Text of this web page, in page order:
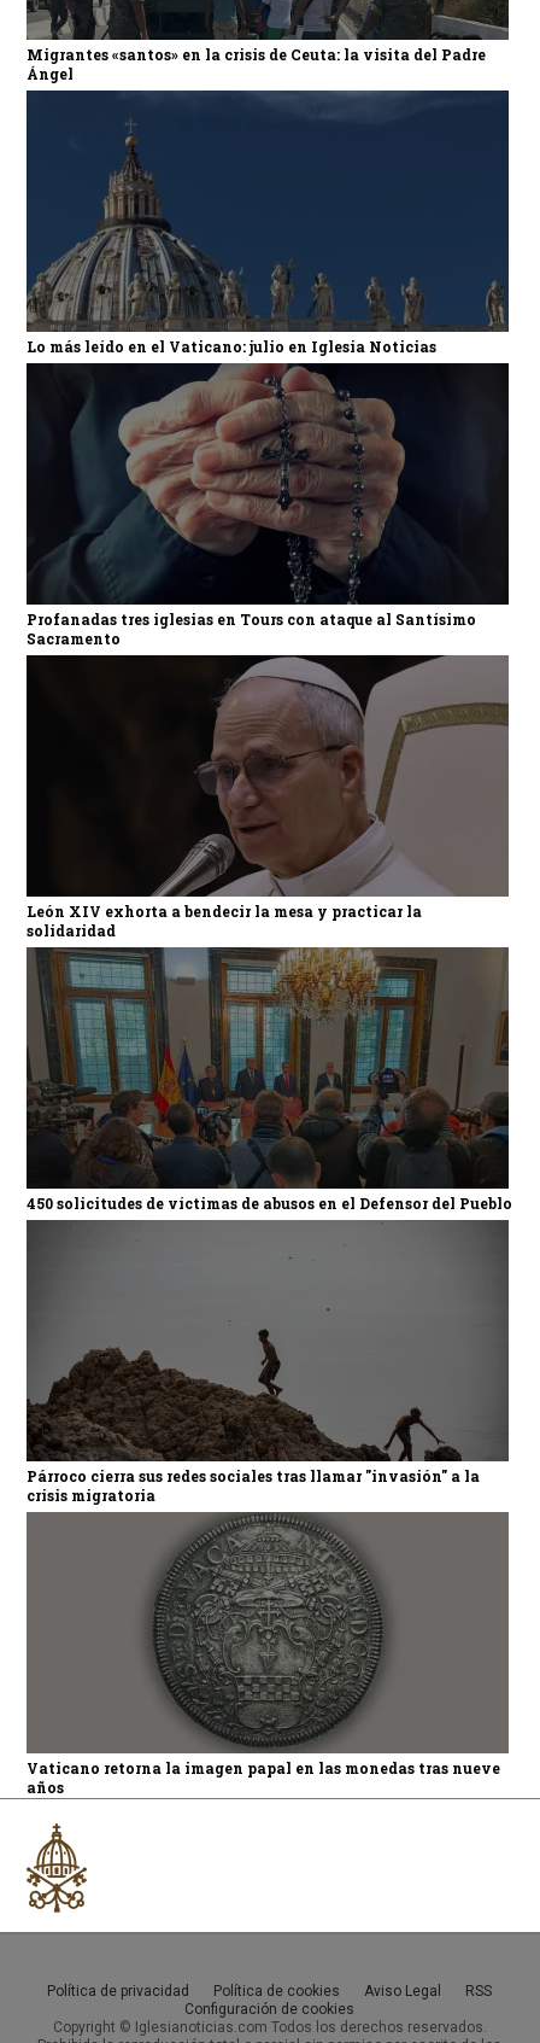
Migrantes «santos» en la crisis de Ceuta: la visita del Padre
Ángel
Lo más leído en el Vaticano: julio en Iglesia Noticias
Profanadas tres iglesias en Tours con ataque al Santísimo
Sacramento
León XIV exhorta a bendecir la mesa y practicar la
solidaridad
450 solicitudes de víctimas de abusos en el Defensor del Pueblo
Párroco cierra sus redes sociales tras llamar "invasión" a la
crisis migratoria
Vaticano retorna la imagen papal en las monedas tras nueve
años
Política de privacidad Política de cookies Aviso Legal
RSS
Configuración de cookies
Copyright © Iglesianoticias.com Todos los derechos reservados.